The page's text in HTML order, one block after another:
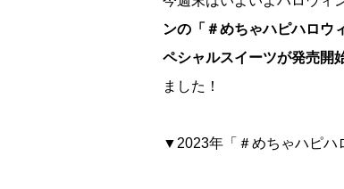
ンの「＃めちゃハピハロウ
ペシャルスイーツが発売開
ました！
▼2023年「＃めちゃハピハ